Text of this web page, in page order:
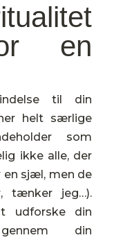
en
til din
helt særlige
som
ikke alle, der
en sjæl, men de
tænker jeg…).
udforske din
din